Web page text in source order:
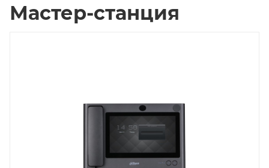
Мастер-станция